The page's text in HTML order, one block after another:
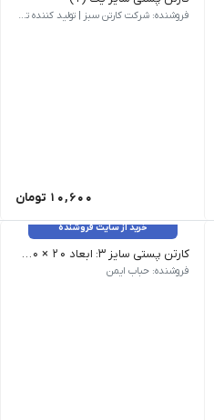
فروشنده: شرکت کارتن سبز | تولید کننده تخصصی کارتن و جعبه
10,600 تومان
خرید از سایت فروشنده
کارتن پستی سایز ۳: ابعاد ۲۰ × ۲۰ × ۱۵ سانتی متر 10عددی سه لایه
فروشنده: حباب ایمن